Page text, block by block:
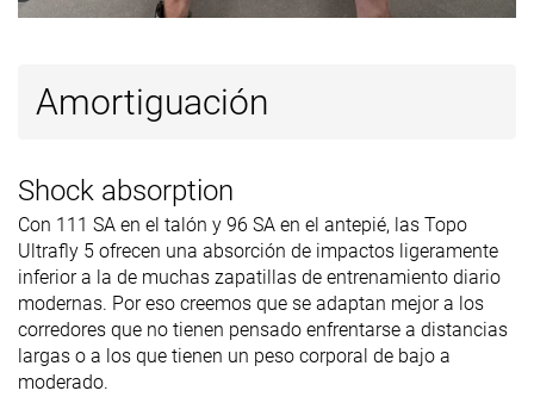
Amortiguación
Shock absorption
Con 111 SA en el talón y 96 SA en el antepié, las Topo
Ultrafly 5 ofrecen una absorción de impactos ligeramente
inferior a la de muchas zapatillas de entrenamiento diario
modernas. Por eso creemos que se adaptan mejor a los
corredores que no tienen pensado enfrentarse a distancias
largas o a los que tienen un peso corporal de bajo a
moderado.